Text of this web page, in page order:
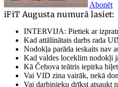
Abonēt
iFiT Augusta numurā lasiet:
INTERVIJA: Pietiek ar
Kad attālinātais darbs rada
Nodokļa parāda ieskaits nav
Kad valdes loceklim nodokļi
Kā Čehova teātris iepirka
Vai VID zina vairāk, nekā
Vai darbinieku drīkst atsaukt